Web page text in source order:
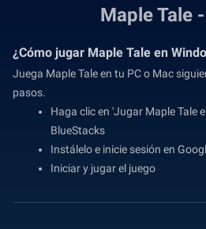
Maple Tale
¿Cómo jugar Maple Tale en
Juega Maple Tale en tu PC o Mac
pasos.
Haga clic en 'Jugar Maple Tale
BlueStacks
Instálelo e inicie sesión en
Iniciar y jugar el juego